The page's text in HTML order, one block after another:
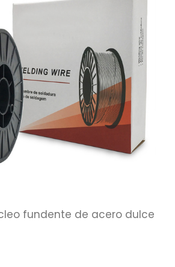
fundente de acero dulce